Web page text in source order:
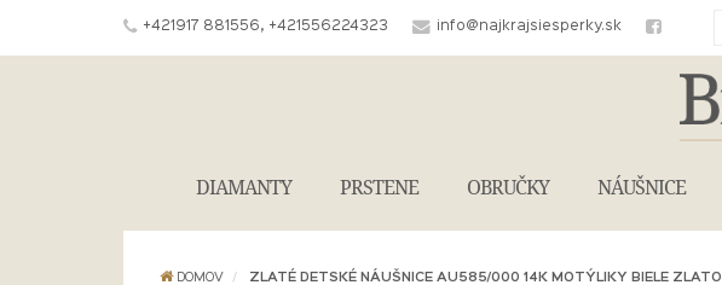
+421917 881556, +421556224323 info@najkrajsiesperky.sk
DIAMANTY PRSTENE OBRUČKY NÁUŠNICE
DOMOV ZLATÉ DETSKÉ NÁUŠNICE AU585/000 14K MOTÝLIKY BIELE ZLATO